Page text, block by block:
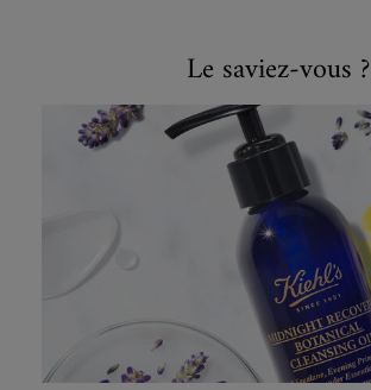
Le saviez-vous ?